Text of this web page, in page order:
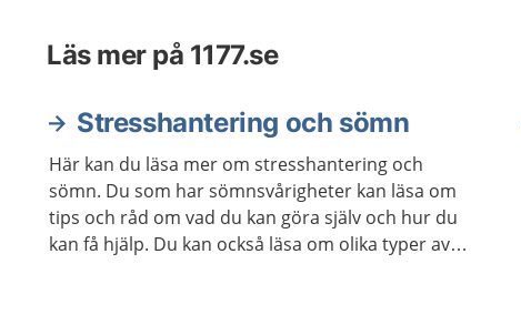
Läs mer på 1177.se
Stresshantering och sömn
Här kan du läsa mer om stresshantering och
sömn. Du som har sömnsvårigheter kan läsa om
tips och råd om vad du kan göra själv och hur du
kan få hjälp. Du kan också läsa om olika typer av